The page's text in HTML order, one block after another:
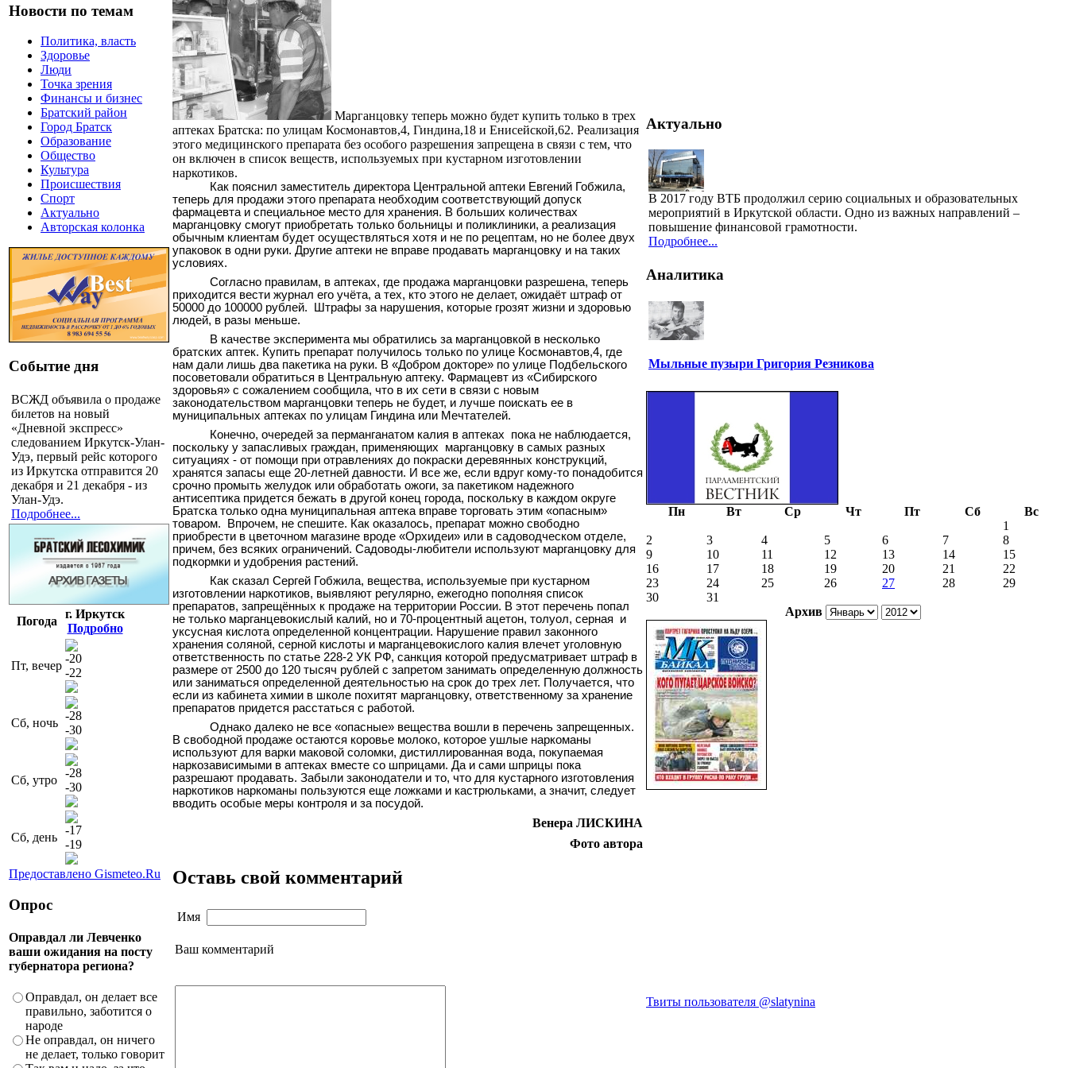
Новости по темам
Политика, власть
Здоровье
Люди
Точка зрения
Финансы и бизнес
Братский район
Город Братск
Образование
Общество
Культура
Происшествия
Спорт
Актуально
Авторская колонка
Событие дня
ВСЖД объявила о продаже
билетов на новый
«Дневной экспресс»
следованием Иркутск-Улан-
Удэ, первый рейс которого
из Иркутска отправится 20
декабря и 21 декабря - из
Улан-Удэ.
Подробнее...
Погода
г. Иркутск
Подробно
Пт, вечер
-20
-22
Сб, ночь
-28
-30
Сб, утро
-28
-30
Сб, день
-17
-19
Предоставлено Gismeteo.Ru
Опрос
Оправдал ли Левченко
ваши ожидания на посту
губернатора региона?
Оправдал, он делает все
правильно, заботится о
народе
Не оправдал, он ничего
не делает, только говорит
Марганцовку теперь можно будет купить только в трех
аптеках Братска: по улицам Космонавтов,4, Гиндина,18 и Енисейской,62. Реализация
этого медицинского препарата без особого разрешения запрещена в связи с тем, что
он включен в список веществ, используемых при кустарном изготовлении
наркотиков.
Как пояснил заместитель директора Центральной аптеки Евгений Гобжила,
теперь для продажи этого препарата необходим соответствующий допуск
фармацевта и специальное место для хранения. В больших количествах
марганцовку смогут приобретать только больницы и поликлиники, а реализация
обычным клиентам будет осуществляться хотя и не по рецептам, но не более двух
упаковок в одни руки. Другие аптеки не вправе продавать марганцовку и на таких
условиях.
Согласно правилам, в аптеках, где продажа марганцовки разрешена, теперь
приходится вести журнал его учёта, а тех, кто этого не делает, ожидаёт штраф от
50000 до 100000 рублей.
Штрафы за нарушения, которые грозят жизни и здоровью
людей, в разы меньше.
В качестве эксперимента мы обратились за марганцовкой в несколько
братских аптек. Купить препарат получилось только по улице Космонавтов,4, где
нам дали лишь два пакетика на руки. В «Добром докторе» по улице Подбельского
посоветовали обратиться в Центральную аптеку. Фармацевт из «Сибирского
здоровья» с сожалением сообщила, что в их сети в связи с новым
законодательством марганцовки теперь не будет, и лучше поискать ее в
муниципальных аптеках по улицам Гиндина или Мечтателей.
Конечно, очередей за перманганатом калия в аптеках
пока не наблюдается,
поскольку у запасливых граждан, применяющих
марганцовку в самых разных
ситуациях - от помощи при отравлениях до покраски деревянных конструкций,
хранятся запасы еще 20-летней давности. И все же, если вдруг кому-то понадобится
срочно промыть желудок или обработать ожоги, за пакетиком надежного
антисептика придется бежать в другой конец города, поскольку в каждом округе
Братска только одна муниципальная аптека вправе торговать этим «опасным»
товаром.
Впрочем, не спешите. Как оказалось, препарат можно свободно
приобрести в цветочном магазине вроде «Орхидеи» или в садоводческом отделе,
причем, без всяких ограничений. Садоводы-любители используют марганцовку для
подкормки и удобрения растений.
Как сказал Сергей Гобжила, вещества, используемые при кустарном
изготовлении наркотиков, выявляют регулярно, ежегодно пополняя список
препаратов, запрещённых к продаже на территории России. В этот перечень попал
не только марганцевокислый калий, но и 70-процентный ацетон, толуол, серная
и
уксусная кислота определенной концентрации. Нарушение правил законного
хранения соляной, серной кислоты и марганцевокислого калия влечет уголовную
ответственность по статье 228-2 УК РФ, санкция которой предусматривает штраф в
размере от 2500 до 120 тысяч рублей с запретом занимать определенную должность
или заниматься определенной деятельностью на срок до трех лет. Получается, что
если из кабинета химии в школе похитят марганцовку, ответственному за хранение
препаратов придется расстаться с работой.
Однако далеко не все «опасные» вещества вошли в перечень запрещенных.
В свободной продаже остаются коровье молоко, которое ушлые наркоманы
используют для варки маковой соломки, дистиллированная вода, покупаемая
наркозависимыми в аптеках вместе со шприцами. Да и сами шприцы пока
разрешают продавать. Забыли законодатели и то, что для кустарного изготовления
наркотиков наркоманы пользуются еще ложками и кастрюльками, а значит, следует
вводить особые меры контроля и за посудой.
Венера ЛИСКИНА
Фото автора
Оставь свой комментарий
Имя
Ваш комментарий
Актуально
В 2017 году ВТБ продолжил серию социальных и образовательных
мероприятий в Иркутской области. Одно из важных направлений –
повышение финансовой грамотности.
Подробнее...
Аналитика
Мыльные пузыри Григория Резникова
Пн Вт Ср Чт Пт Сб
Вс
1
2
3 4 5 6 7
8
9
10 11 12 13 14
15
16
17 18 19 20 21
22
23
24 25 26 27 28
29
30
31
Архив
Твиты пользователя @slatynina